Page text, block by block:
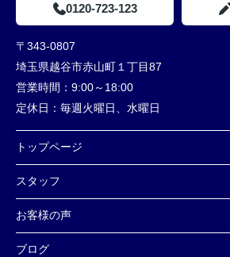
0120-723-123
〒343-0807
埼玉県越谷市赤山町１丁目87
営業時間： 9:00～18:00
定休日： 毎週火曜日、水曜日
トップページ
スタッフ
お客様の声
ブログ